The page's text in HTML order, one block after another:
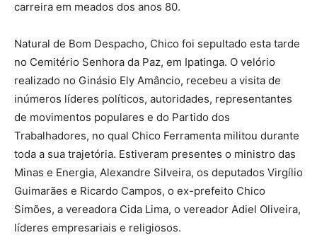
carreira em meados dos anos 80.
Natural de Bom Despacho, Chico foi sepultado esta tarde
no Cemitério Senhora da Paz, em Ipatinga. O velório
realizado no Ginásio Ely Amâncio, recebeu a visita de
inúmeros líderes políticos, autoridades, representantes
de movimentos populares e do Partido dos
Trabalhadores, no qual Chico Ferramenta militou durante
toda a sua trajetória. Estiveram presentes o ministro das
Minas e Energia, Alexandre Silveira, os deputados Virgílio
Guimarães e Ricardo Campos, o ex-prefeito Chico
Simões, a vereadora Cida Lima, o vereador Adiel Oliveira,
líderes empresariais e religiosos.